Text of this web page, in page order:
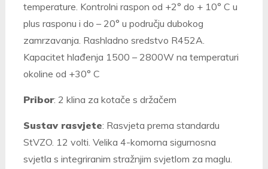
temperature. Kontrolni raspon od +2° do + 10° C u
plus rasponu i do – 20° u području dubokog
zamrzavanja. Rashladno sredstvo R452A.
Kapacitet hlađenja 1500 – 2800W na temperaturi
okoline od +30° C
Pribor: 2 klina za kotače s držačem
Sustav rasvjete: Rasvjeta prema standardu
StVZO. 12 volti. Velika 4-komorna sigurnosna
svjetla s integriranim stražnjim svjetlom za maglu.